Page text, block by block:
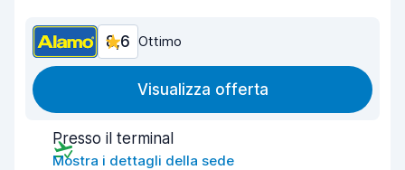
8,6 Ottimo
Visualizza offerta
Presso il terminal
Mostra i dettagli della sede